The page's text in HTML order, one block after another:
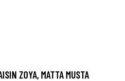
ZOYA, MATTA MUSTA